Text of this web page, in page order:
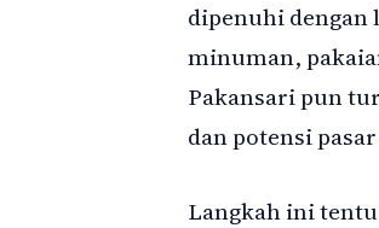
dipenuhi dengan
minuman,
Pakansari pun
dan potensi
Langkah ini